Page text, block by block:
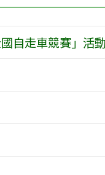
自走車競賽」活動